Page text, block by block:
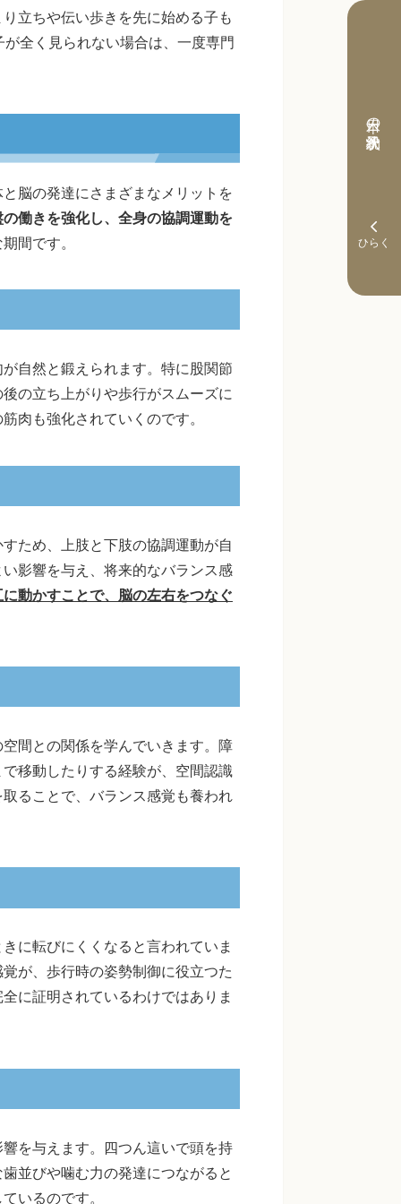
本日の予約状況
立ちや伝い歩きを先に始める子も
全く見られない場合は、一度専門
脳の発達にさまざまなメリットを
働きを強化し、全身の協調運動を
間です。
自然と鍛えられます。特に股関節
の立ち上がりや歩行がスムーズに
肉も強化されていくのです。
ため、上肢と下肢の協調運動が自
影響を与え、将来的なバランス感
動かすことで、脳の左右をつなぐ
間との関係を学んでいきます。障
移動したりする経験が、空間認識
ることで、バランス感覚も養われ
に転びにくくなると言われていま
が、歩行時の姿勢制御に役立つた
に証明されているわけではありま
を与えます。四つん這いで頭を持
並びや噛む力の発達につながると
いるのです。